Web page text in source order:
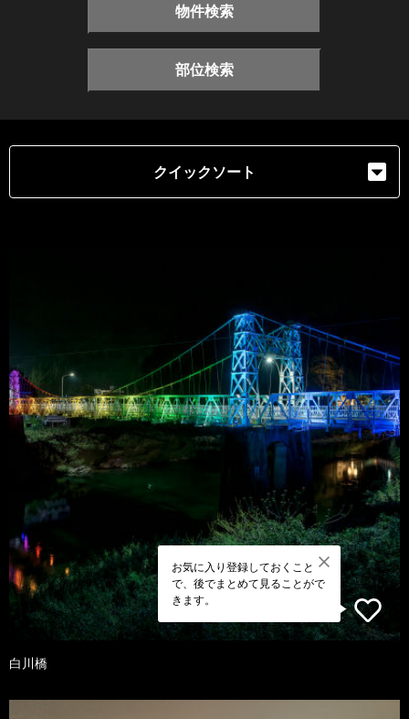
物件検索
部位検索
クイックソート
お気に入り登録しておくこと
で、後でまとめて見ることがで
きます。
白川橋